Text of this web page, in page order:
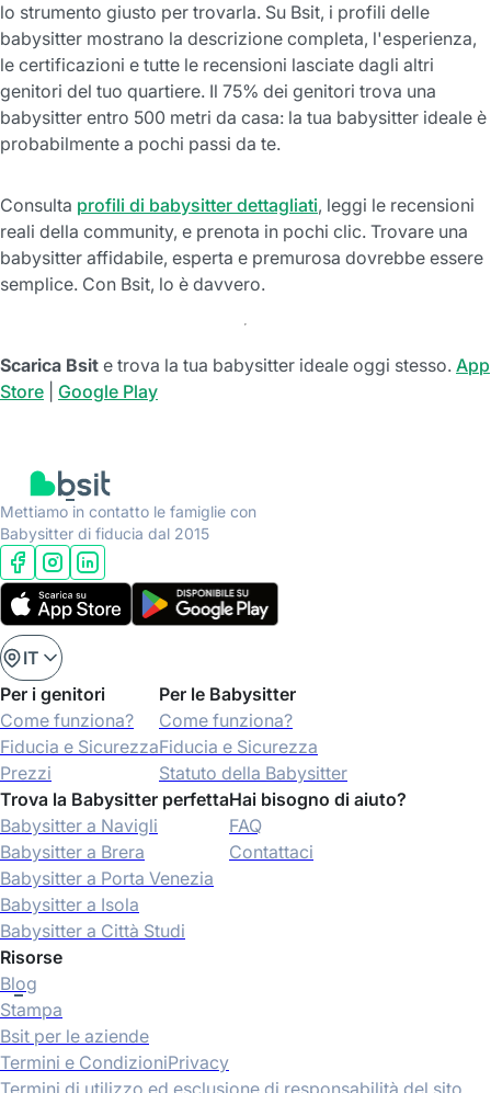
lo strumento giusto per trovarla. Su Bsit, i profili delle
babysitter mostrano la descrizione completa, l'esperienza,
le certificazioni e tutte le recensioni lasciate dagli altri
genitori del tuo quartiere. Il 75% dei genitori trova una
babysitter entro 500 metri da casa: la tua babysitter ideale è
probabilmente a pochi passi da te.
Consulta profili di babysitter dettagliati, leggi le recensioni
reali della community, e prenota in pochi clic. Trovare una
babysitter affidabile, esperta e premurosa dovrebbe essere
semplice. Con Bsit, lo è davvero.
Scarica Bsit e trova la tua babysitter ideale oggi stesso. App
Store
Google Play
Mettiamo in contatto le famiglie con
Babysitter di fiducia dal 2015
IT
Per i genitori
Come funziona?
Fiducia e Sicurezza
Prezzi
Per le Babysitter
Come funziona?
Fiducia e Sicurezza
Statuto della Babysitter
Trova la Babysitter perfetta
Babysitter a Navigli
Babysitter a Brera
Babysitter a Porta Venezia
Babysitter a Isola
Babysitter a Città Studi
Hai bisogno di aiuto?
FAQ
Contattaci
Risorse
Blog
Stampa
Bsit per le aziende
Termini e CondizioniPrivacy